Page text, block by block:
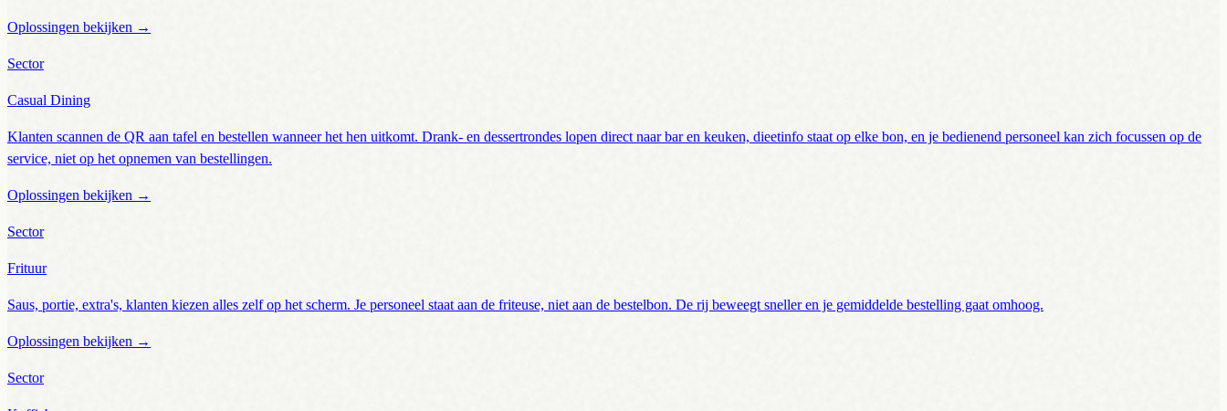
Oplossingen bekijken →
Sector
Casual Dining
Klanten scannen de QR aan tafel en bestellen wanneer het hen uitkomt. Drank- en dessertrondes lopen direct naar bar en keuken, dieetinfo staat op elke bon, en je bedienend personeel kan zich focussen op de
service, niet op het opnemen van bestellingen.
Oplossingen bekijken →
Sector
Frituur
Saus, portie, extra's, klanten kiezen alles zelf op het scherm. Je personeel staat aan de friteuse, niet aan de bestelbon. De rij beweegt sneller en je gemiddelde bestelling gaat omhoog.
Oplossingen bekijken →
Sector